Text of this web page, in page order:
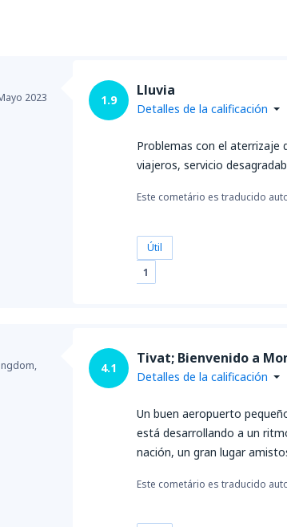
2023 1.9
Lluvia
Detalles de la calificación
Problemas con el aterrizaje
viajeros, servicio
Este cometário es traducido
Útil
1
4.1
Tivat; Bienvenido a
Detalles de la calificación
Un buen aeropuerto
está desarrollando a un
nación, un gran lugar
Este cometário es traducido